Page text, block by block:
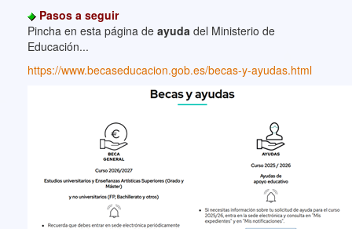
Pasos a seguir
Pincha en esta página de ayuda del Ministerio de
Educación...
https://www.becaseducacion.gob.es/becas-y-ayudas.html